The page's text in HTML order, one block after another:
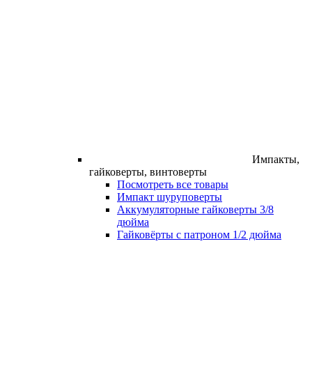
Импакты,
гайковерты, винтоверты
Посмотреть все товары
Импакт шуруповерты
Аккумуляторные гайковерты 3/8
дюйма
Гайковёрты с патроном 1/2 дюйма